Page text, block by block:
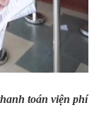
toán viện phí